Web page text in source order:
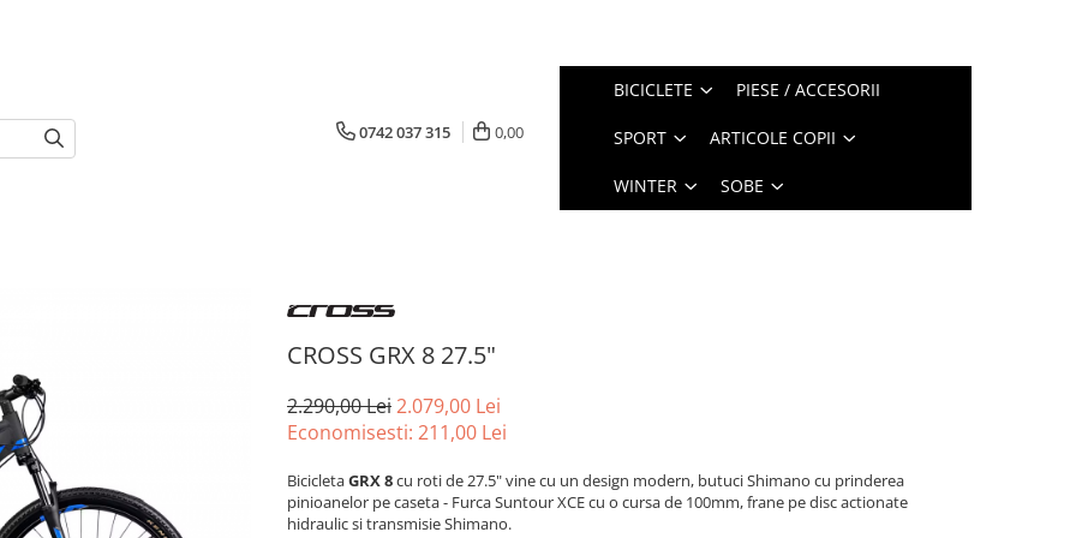
0742 037 315 0,00
BICICLETE PIESE / ACCESORII
SPORT ARTICOLE COPII
WINTER SOBE
CROSS GRX 8 27.5"
2.290,00 Lei2.079,00 Lei
Economisesti: 211,00 Lei
BicicletaGRX 8cu roti de 27.5" vine cu un design modern, butuci Shimano cu prinderea
pinioanelor pe caseta - Furca Suntour XCE cu o cursa de 100mm, frane pe disc actionate
hidraulic si transmisie Shimano.